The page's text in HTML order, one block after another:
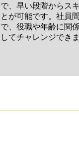
で、早い段階からス
とが可能です。社員
で、役職や年齢に関
してチャレンジできま